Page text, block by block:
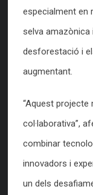
especialment en
selva amazònica
desforestació i
augmentant.
“Aquest projecte
col·laborativa”,
combinar
innovadors i
un dels